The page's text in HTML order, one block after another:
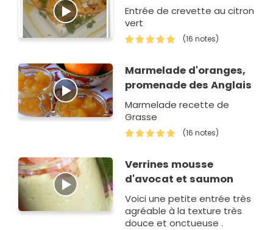
Entrée de crevette au citron
vert
(16 notes)
Marmelade d'oranges,
promenade des Anglais
Marmelade recette de
Grasse
(16 notes)
Verrines mousse
d'avocat et saumon
Voici une petite entrée très
agréable à la texture très
douce et onctueuse .